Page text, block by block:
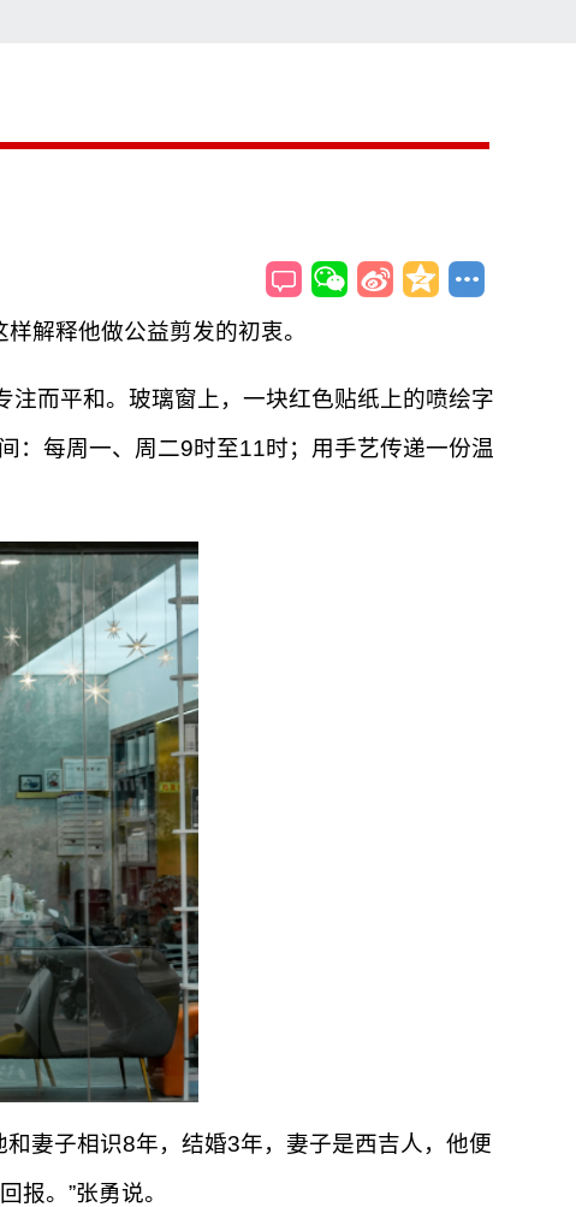
搜索
搜索
解释他做公益剪发的初衷。
而平和。玻璃窗上，一块红色贴纸上的喷绘字
：每周一、周二9时至11时；用手艺传递一份温
妻子相识8年，结婚3年，妻子是西吉人，他便
报。”张勇说。